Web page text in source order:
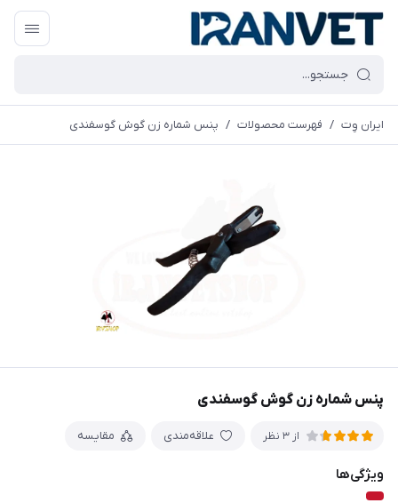
ایران وِت / فهرست محصولات / پنس شماره زن گوش گوسفندی
پنس شماره زن گوش گوسفندی
از 3 نظر علاقه‌مندی مقایسه
ویژگی‌ها